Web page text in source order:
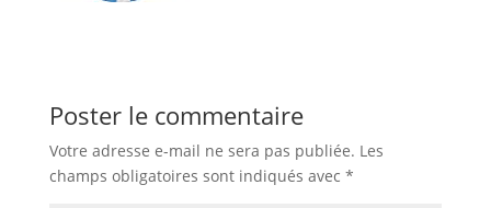
Poster le commentaire
Votre adresse e-mail ne sera pas publiée. Les
champs obligatoires sont indiqués avec *